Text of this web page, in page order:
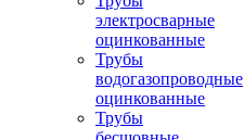
электросварные
оцинкованные
Трубы
водогазопроводные
оцинкованные
Трубы